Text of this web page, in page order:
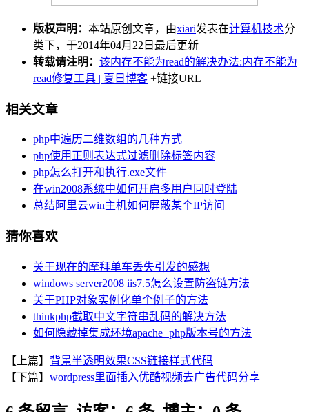
版权声明： 本站原创文章，由xiari发表在计算机技术分
类下，于2014年04月22日最后更新
转载请注明： 该内存不能为read的解决办法:内存不能为
read修复工具 | 夏日博客 +链接URL
相关文章
php中遍历二维数组的几种方式
php使用正则表达式过滤删除标签内容
php怎么打开和执行.exe文件
在win2008系统中如何开启多用户同时登陆
总结阿里云win主机如何屏蔽某个IP访问
猜你喜欢
关于现在的摩拜单车丢失引发的感想
windows server2008 iis7.5怎么设置防盗链方法
关于PHP对象实例化单个例子的方法
thinkphp截取中文字符串乱码的解决方法
如何隐藏掉集成环境apache+php版本号的方法
【上篇】 背景半透明效果CSS链接样式代码
【下篇】 wordpress里面插入优酷视频去广告代码分享